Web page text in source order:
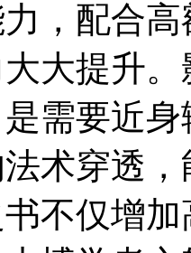
，配合
大提升
需要近
术穿透
不仅增